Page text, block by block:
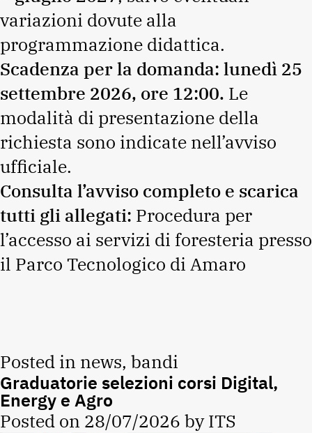
variazioni dovute alla
programmazione didattica.
Scadenza per la domanda: lunedì 25
settembre 2026, ore 12:00. Le
modalità di presentazione della
richiesta sono indicate nell’avviso
ufficiale.
Consulta l’avviso completo e scarica
tutti gli allegati: Procedura per
l’accesso ai servizi di foresteria presso
il Parco Tecnologico di Amaro
Posted in news, bandi
Graduatorie selezioni corsi Digital,
Energy e Agro
Posted on 28/07/2026 byITS